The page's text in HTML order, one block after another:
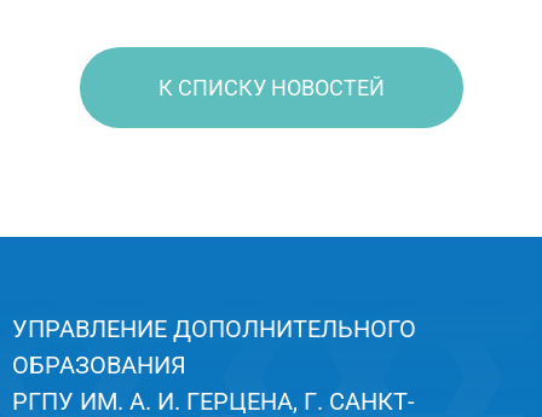
К СПИСКУ НОВОСТЕЙ
УПРАВЛЕНИЕ ДОПОЛНИТЕЛЬНОГО
ОБРАЗОВАНИЯ
РГПУ ИМ. А. И. ГЕРЦЕНА, Г. САНКТ-